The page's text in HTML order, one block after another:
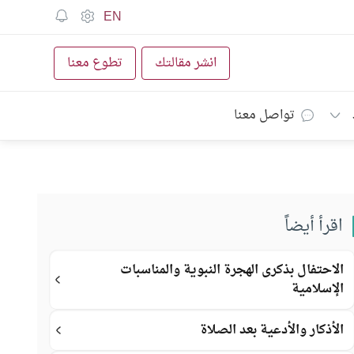
EN
انشر مقالتك تطوع معنا
تواصل معنا
اقرأ أيضاً
الاحتفال بذكرى الهجرة النبوية والمناسبات
الإسلامية
الأذكار والأدعية بعد الصلاة